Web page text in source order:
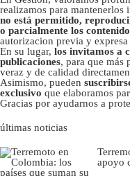
realizamos para mantenerlos
no está permitido,
o parcialmente los
autorizacion previa y
En su lugar, los invitamos a
publicaciones, para que más
veraz y de calidad
Asimismo, pueden
exclusivo que elaboramos
Gracias por ayudarnos a
últimas noticias
apoyo